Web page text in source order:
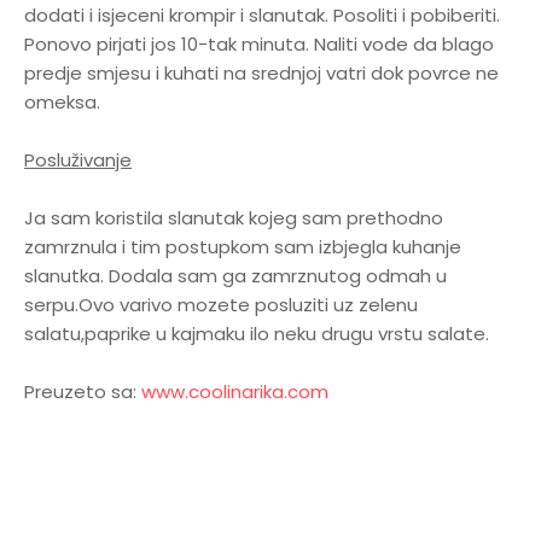
dodati i isjeceni krompir i slanutak. Posoliti i pobiberiti.
Ponovo pirjati jos 10-tak minuta. Naliti vode da blago
predje smjesu i kuhati na srednjoj vatri dok povrce ne
omeksa.
Posluživanje
Ja sam koristila slanutak kojeg sam prethodno
zamrznula i tim postupkom sam izbjegla kuhanje
slanutka. Dodala sam ga zamrznutog odmah u
serpu.Ovo varivo mozete posluziti uz zelenu
salatu,paprike u kajmaku ilo neku drugu vrstu salate.
Preuzeto sa: www.coolinarika.com